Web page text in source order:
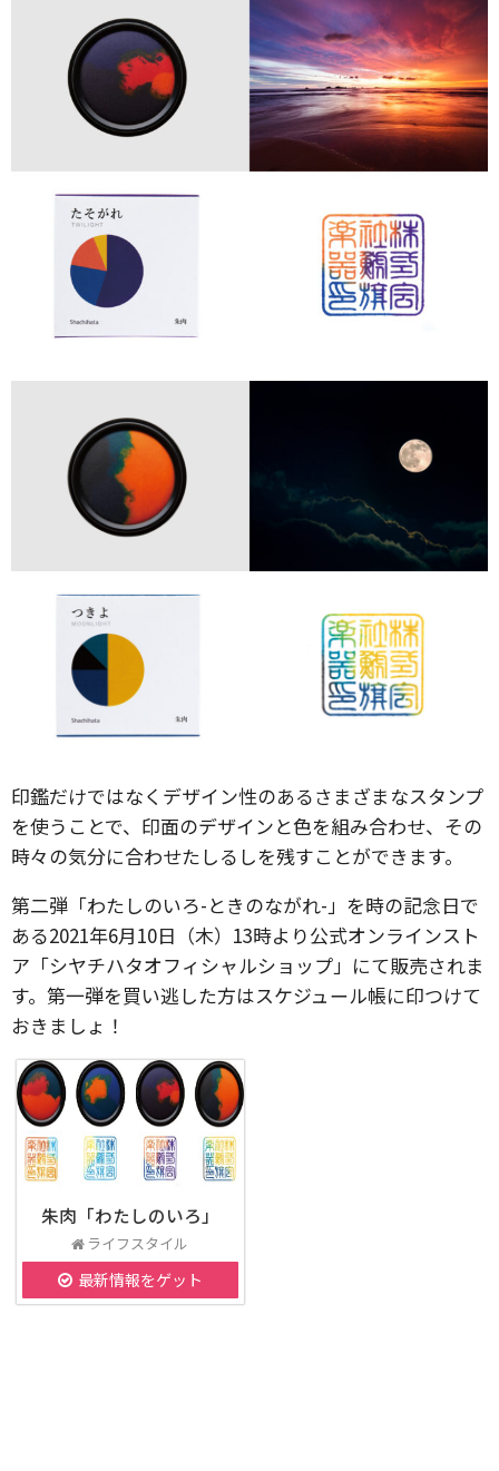
印鑑だけではなくデザイン性のあるさまざまなスタンプ
を使うことで、印面のデザインと色を組み合わせ、その
時々の気分に合わせたしるしを残すことができます。
第二弾「わたしのいろ-ときのながれ-」を時の記念日で
ある2021年6月10日（木）13時より公式オンラインスト
ア「シヤチハタオフィシャルショップ」にて販売されま
す。第一弾を買い逃した方はスケジュール帳に印つけて
おきましょ！
朱肉「わたしのいろ」
ライフスタイル
最新情報をゲット